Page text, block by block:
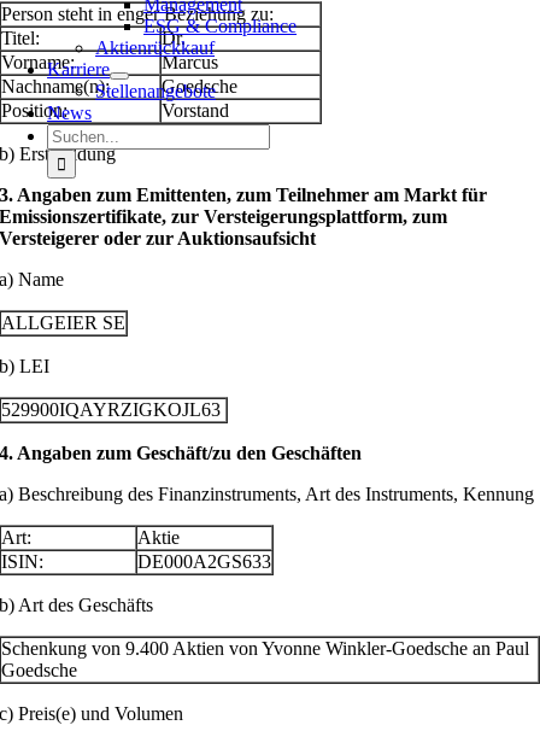
Management
ESG & Compliance
Aktienrückkauf
Karriere
Stellenangebote
News
Suche
nach:
Person steht in enger Beziehung zu:
Titel:
Dr.
Vorname:
Marcus
Nachname(n):
Goedsche
Position:
Vorstand
b) Erstmeldung
3. Angaben zum Emittenten, zum Teilnehmer am Markt für
Emissionszertifikate, zur Versteigerungsplattform, zum
Versteigerer oder zur Auktionsaufsicht
a) Name
ALLGEIER SE
b) LEI
529900IQAYRZIGKOJL63
4. Angaben zum Geschäft/zu den Geschäften
a) Beschreibung des Finanzinstruments, Art des Instruments, Kennung
Art:
Aktie
ISIN:
DE000A2GS633
b) Art des Geschäfts
Schenkung von 9.400 Aktien von Yvonne Winkler-Goedsche an Paul
Goedsche
c) Preis(e) und Volumen